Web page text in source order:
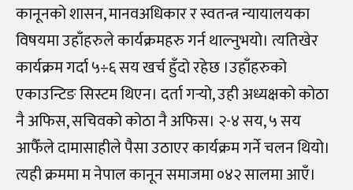
कानूनको शासन, मानवअधिकार र स्वतन्त्र न्यायालयका
विषयमा उहाँहरुले कार्यक्रमहरु गर्न थाल्नुभयो। त्यतिखेर
कार्यक्रम गर्दा ५÷६ सय खर्च हुँदो रहेछ ।उहाँहरुको
एकाउन्टिङ सिस्टम थिएन। दर्ता गर्‍यो, उही अध्यक्षको कोठा
नै अफिस, सचिवको कोठा नै अफिस। २-४ सय, ५ सय
आफैँले दामासाहीले पैसा उठाएर कार्यक्रम गर्ने चलन थियो।
त्यही क्रममा म नेपाल कानून समाजमा ०४२ सालमा आएँ।